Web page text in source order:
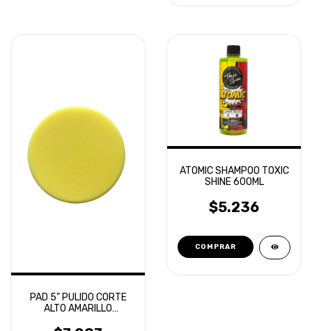
PAD 5" PULIDO CORTE
ALTO AMARILLO
ATOMIC SHAMPOO TOXIC
SHINE 600ML
$5.236